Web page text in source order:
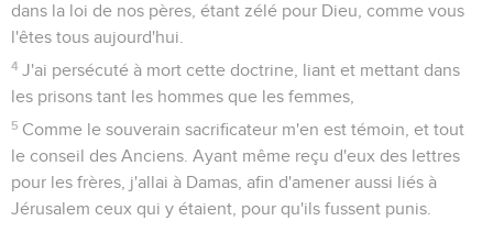
dans la loi de nos pères, étant zélé pour Dieu, comme vous
l'êtes tous aujourd'hui.
4 J'ai persécuté à mort cette doctrine, liant et mettant dans
les prisons tant les hommes que les femmes,
5 Comme le souverain sacrificateur m'en est témoin, et tout
le conseil des Anciens. Ayant même reçu d'eux des lettres
pour les frères, j'allai à Damas, afin d'amener aussi liés à
Jérusalem ceux qui y étaient, pour qu'ils fussent punis.